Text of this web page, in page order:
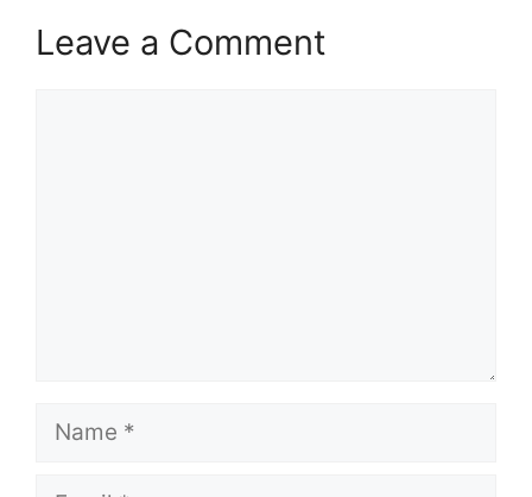
Leave a Comment
Name
Email